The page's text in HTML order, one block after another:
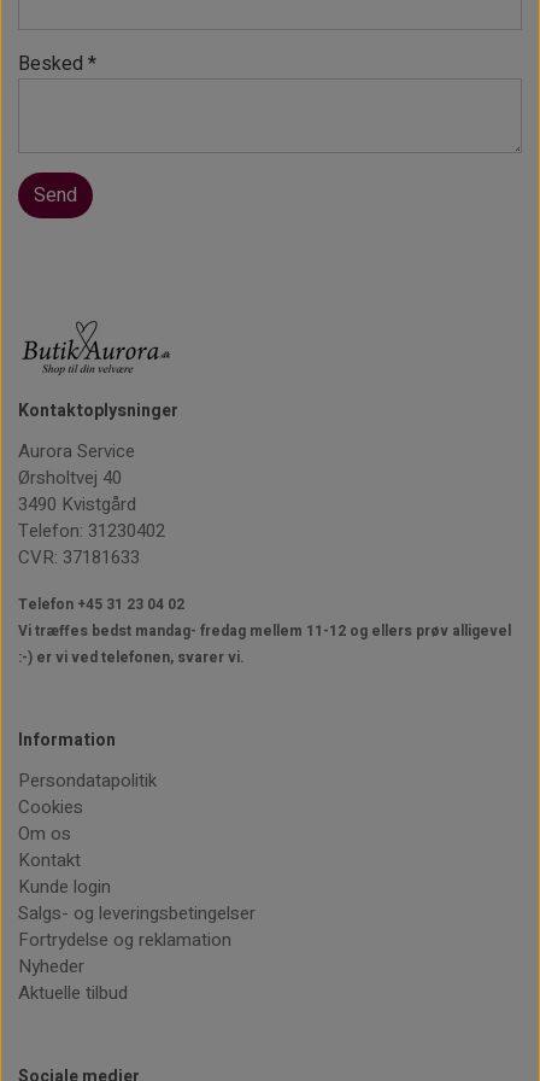
ØJENBRYNSBØRSTER
PINCETTER OG EPILATORER.
KOSMETIKFLASKER MM.
Besked *
Send
Kontaktoplysninger
Aurora Service
Ørsholtvej 40
3490 Kvistgård
Telefon: 31230402
CVR: 37181633
Telefon +45 31 23 04 02
Vi træffes bedst mandag- fredag mellem 11-12 og ellers prøv alligevel
:-) er vi ved telefonen, svarer vi.
Information
Persondatapolitik
Cookies
Om os
Kontakt
Kunde login
Salgs- og leveringsbetingelser
Fortrydelse og reklamation
Nyheder
Aktuelle tilbud